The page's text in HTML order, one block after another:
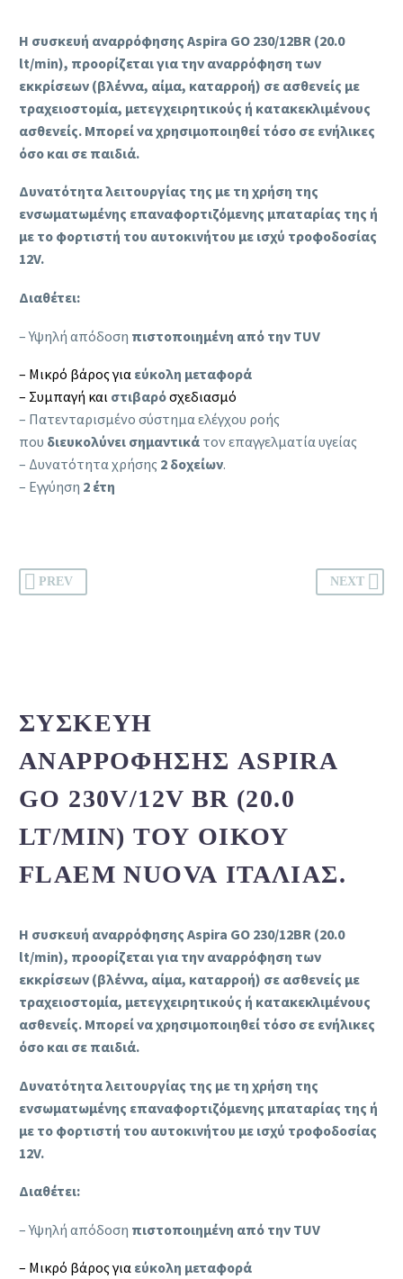
Η συσκευή αναρρόφησης Aspira GO 230/12BR (20.0
lt/min), προορίζεται για την αναρρόφηση των
εκκρίσεων (βλέννα, αίμα, καταρροή) σε ασθενείς με
τραχειοστομία, μετεγχειρητικούς ή κατακεκλιμένους
ασθενείς. Μπορεί να χρησιμοποιηθεί τόσο σε ενήλικες
όσο και σε παιδιά.
Δυνατότητα λειτουργίας της με τη χρήση της
ενσωματωμένης επαναφορτιζόμενης μπαταρίας της ή
με το φορτιστή του αυτοκινήτου με ισχύ τροφοδοσίας
12V.
Διαθέτει:
– Υψηλή απόδοση πιστοποιημένη από την TUV
– Μικρό βάρος για εύκολη μεταφορά
– Συμπαγή και στιβαρόσχεδιασμό
– Πατενταρισμένο σύστημα ελέγχου ροής
που διευκολύνει σημαντικά τον επαγγελματία υγείας
– Δυνατότητα χρήσης 2 δοχείων.
– Εγγύηση 2 έτη
PREV NEXT
ΣΥΣΚΕΥΉ
ΑΝΑΡΡΌΦΗΣΗΣ ASPIRA
GO 230V/12V BR (20.0
LT/MIN) ΤΟΥ ΟΊΚΟΥ
FLAEM NUOVA ΙΤΑΛΊΑΣ.
Η συσκευή αναρρόφησης Aspira GO 230/12BR (20.0
lt/min), προορίζεται για την αναρρόφηση των
εκκρίσεων (βλέννα, αίμα, καταρροή) σε ασθενείς με
τραχειοστομία, μετεγχειρητικούς ή κατακεκλιμένους
ασθενείς. Μπορεί να χρησιμοποιηθεί τόσο σε ενήλικες
όσο και σε παιδιά.
Δυνατότητα λειτουργίας της με τη χρήση της
ενσωματωμένης επαναφορτιζόμενης μπαταρίας της ή
με το φορτιστή του αυτοκινήτου με ισχύ τροφοδοσίας
12V.
Διαθέτει:
– Υψηλή απόδοση πιστοποιημένη από την TUV
– Μικρό βάρος για εύκολη μεταφορά